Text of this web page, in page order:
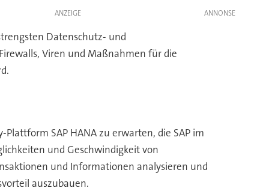
ANZEIGE
Datenschutz- und
Viren und Maßnahmen für die
SAP HANA zu erwarten, die SAP im
und Geschwindigkeit von
und Informationen analysieren und
auszubauen.